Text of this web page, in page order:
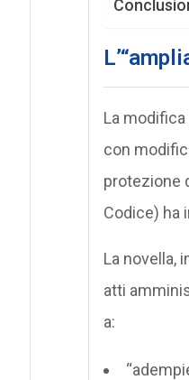
La
con
protezione
Codice) ha
La novella,
atti
a: